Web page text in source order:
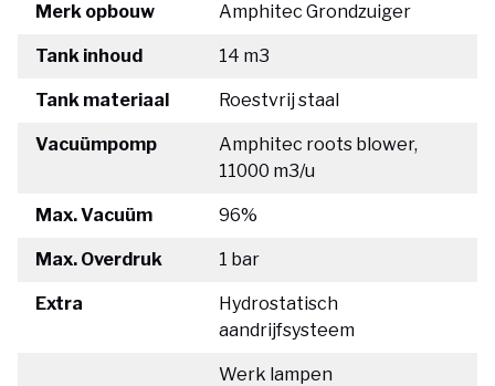
Merk opbouw Amphitec Grondzuiger
Tank inhoud 14 m3
Tank materiaal Roestvrij staal
Vacuümpomp
Amphitec roots blower,
11000 m3/u
Max. Vacuüm 96%
Max. Overdruk 1 bar
Extra
Hydrostatisch
aandrijfsysteem
Werk lampen